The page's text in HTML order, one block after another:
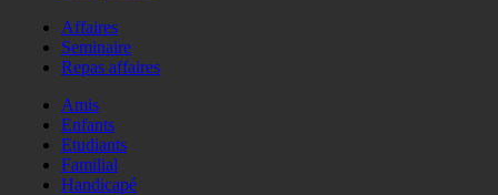
Affaires
Seminaire
Repas affaires
Amis
Enfants
Etudiants
Familial
Handicapé